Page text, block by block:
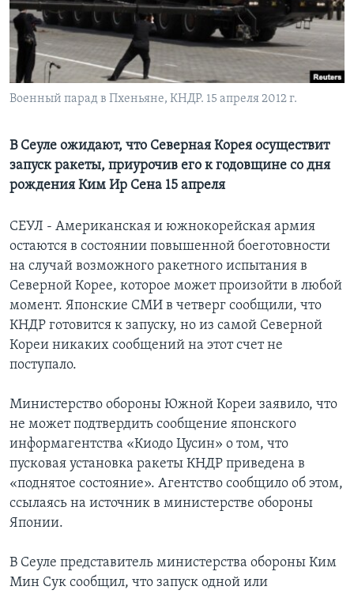
Learning English
СОЦИАЛЬНЫЕ СЕТИ
Языки
Военный парад в Пхеньяне, КНДР. 15 апреля 2012 г.
В Сеуле ожидают, что Северная Корея осуществит
запуск ракеты, приурочив его к годовщине со дня
рождения Ким Ир Сена 15 апреля
СЕУЛ - Американская и южнокорейская армия
остаются в состоянии повышенной боеготовности
на случай возможного ракетного испытания в
Северной Корее, которое может произойти в любой
момент. Японские СМИ в четверг сообщили, что
КНДР готовится к запуску, но из самой Северной
Кореи никаких сообщений на этот счет не
поступало.
Министерство обороны Южной Кореи заявило, что
не может подтвердить сообщение японского
информагентства «Киодо Цусин» о том, что
пусковая установка ракеты КНДР приведена в
«поднятое состояние». Агентство сообщило об этом,
ссылаясь на источник в министерстве обороны
Японии.
В Сеуле представитель министерства обороны Ким
Мин Сук сообщил, что запуск одной или